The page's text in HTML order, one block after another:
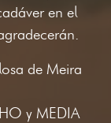
en el
de Meira
y MEDIA